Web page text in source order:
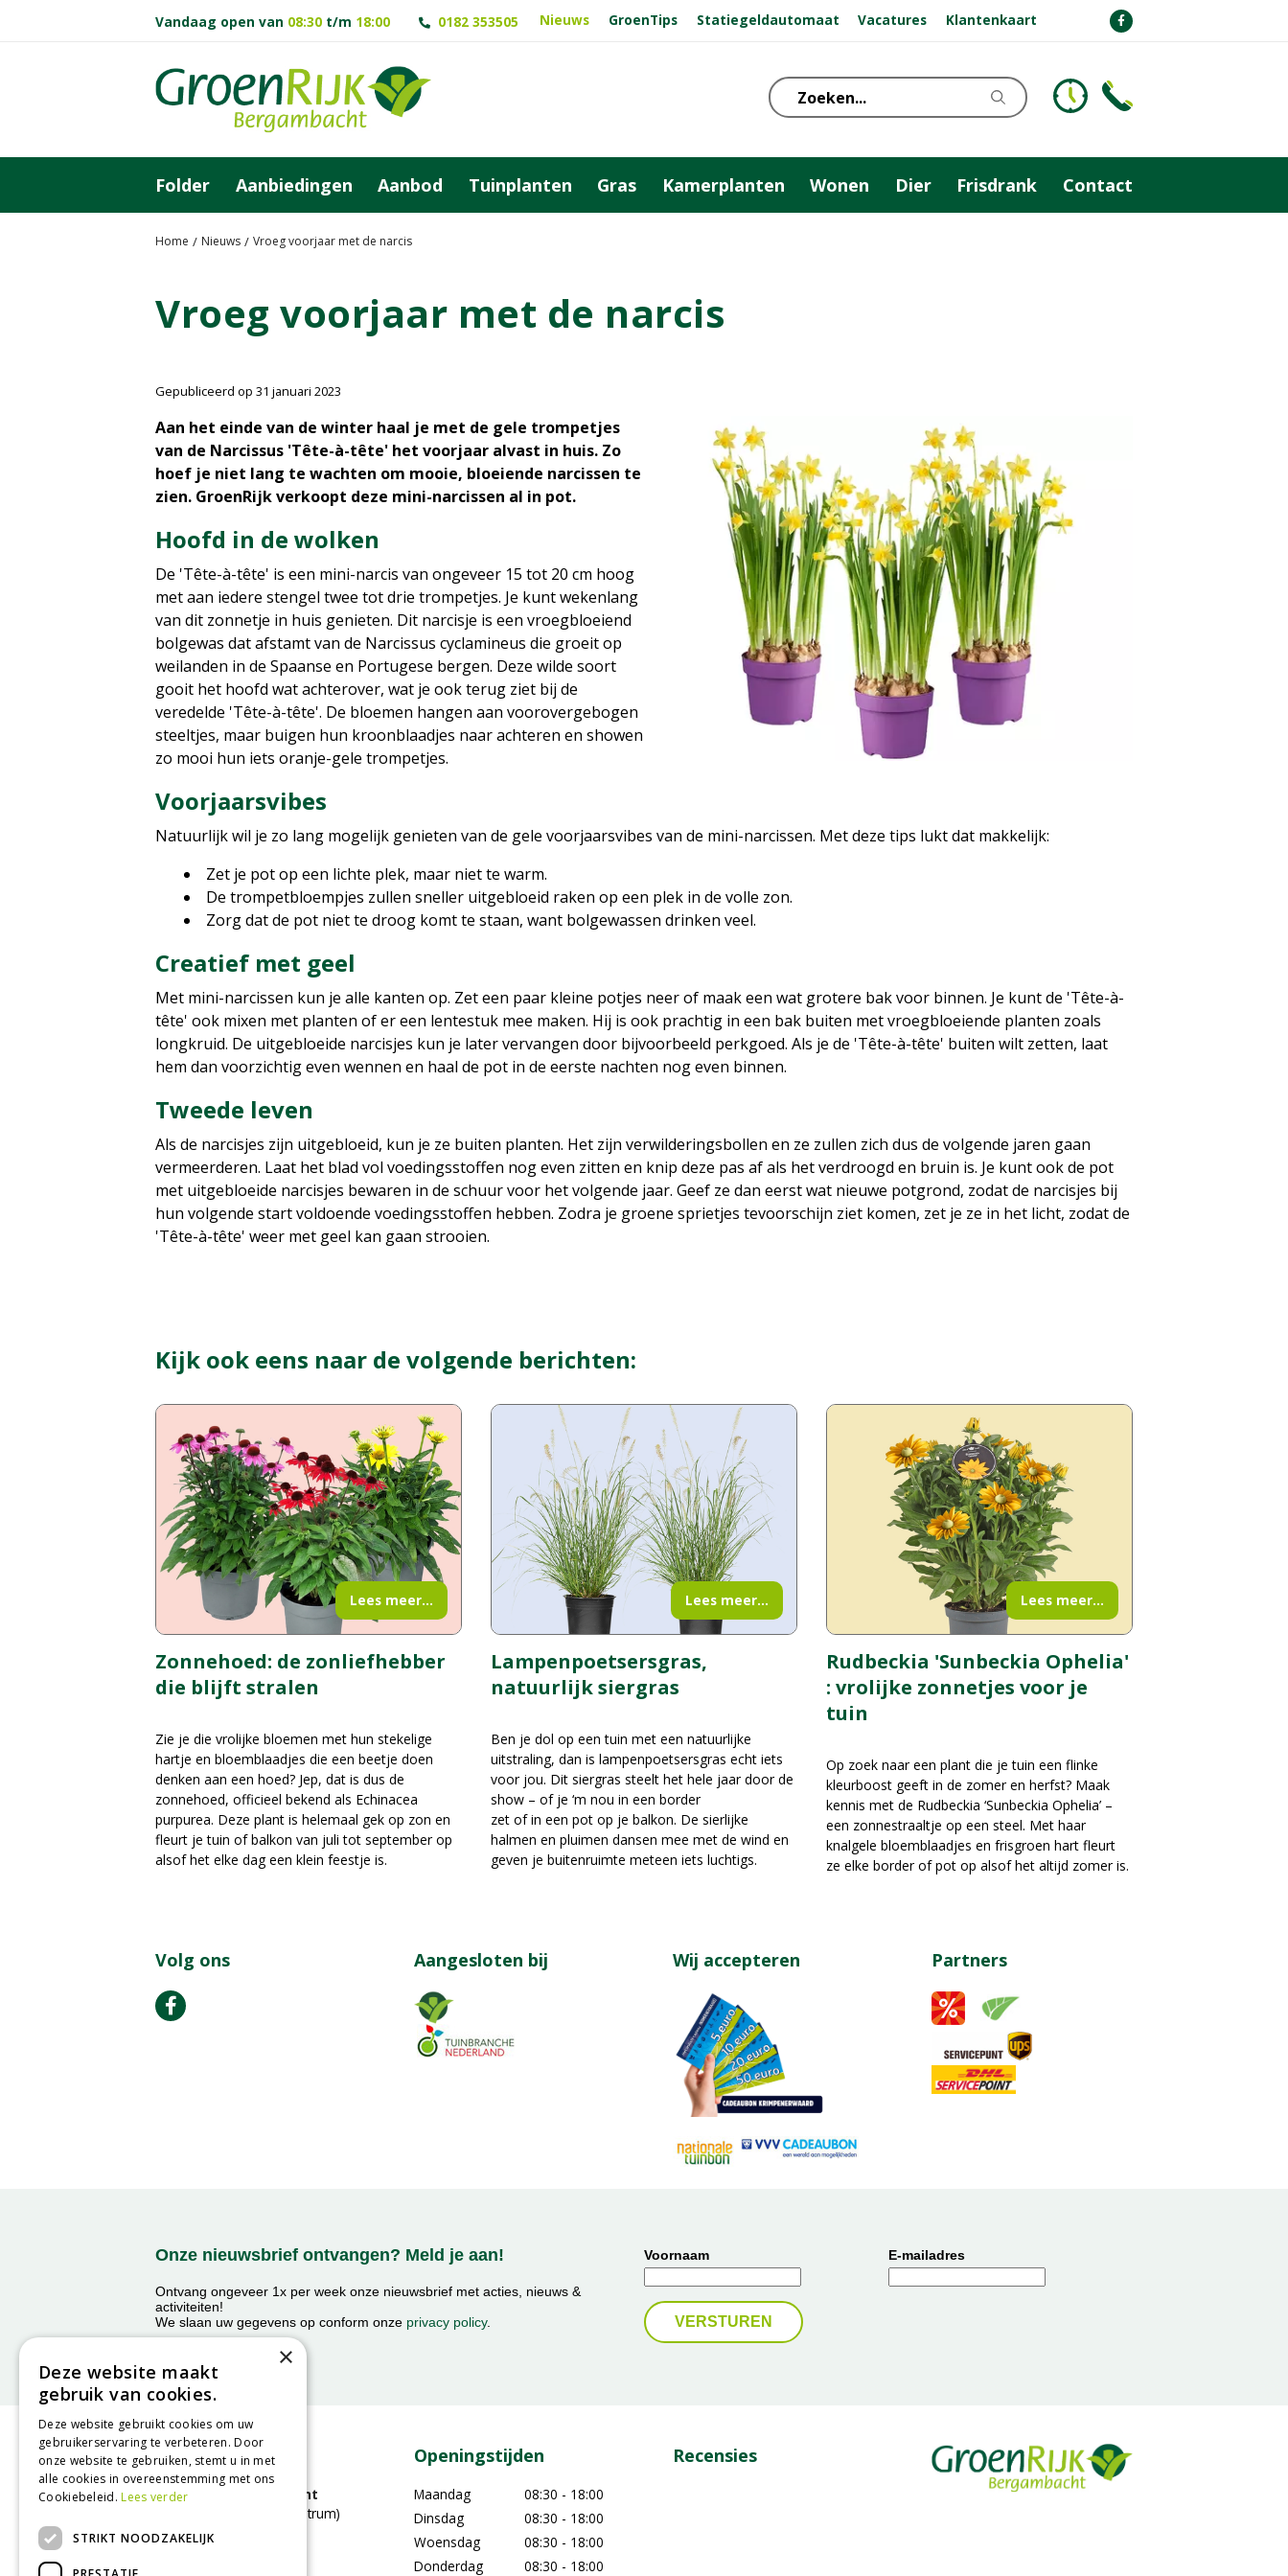
t
Home Nieuws Vroeg voorjaar met de narcis
Vandaag open van 08:30 t/m 18:00 0182 353505 Nieuws GroenTips Statiegeldautomaat Vacatures Klantenkaart
Folder Aanbiedingen Aanbod Tuinplanten Gras Kamerplanten Wonen Dier Frisdrank Contact
Vroeg voorjaar met de narcis
Gepubliceerd op 31 januari 2023
Aan het einde van de winter haal je met de gele trompetjes
van de Narcissus 'Tête-à-tête' het voorjaar alvast in huis. Zo
hoef je niet lang te wachten om mooie, bloeiende narcissen te
zien. GroenRijk verkoopt deze mini-narcissen al in pot.
Hoofd in de wolken
De 'Tête-à-tête' is een mini-narcis van ongeveer 15 tot 20 cm hoog
met aan iedere stengel twee tot drie trompetjes. Je kunt wekenlang
van dit zonnetje in huis genieten. Dit narcisje is een vroegbloeiend
bolgewas dat afstamt van de Narcissus cyclamineus die groeit op
weilanden in de Spaanse en Portugese bergen. Deze wilde soort
gooit het hoofd wat achterover, wat je ook terug ziet bij de
veredelde 'Tête-à-tête'. De bloemen hangen aan voorovergebogen
steeltjes, maar buigen hun kroonblaadjes naar achteren en showen
zo mooi hun iets oranje-gele trompetjes.
Voorjaarsvibes
Natuurlijk wil je zo lang mogelijk genieten van de gele voorjaarsvibes van de mini-narcissen. Met deze tips lukt dat makkelijk:
Zet je pot op een lichte plek, maar niet te warm.
De trompetbloempjes zullen sneller uitgebloeid raken op een plek in de volle zon.
Zorg dat de pot niet te droog komt te staan, want bolgewassen drinken veel.
Creatief met geel
Met mini-narcissen kun je alle kanten op. Zet een paar kleine potjes neer of maak een wat grotere bak voor binnen. Je kunt de 'Tête-à-
tête' ook mixen met planten of er een lentestuk mee maken. Hij is ook prachtig in een bak buiten met vroegbloeiende planten zoals
longkruid. De uitgebloeide narcisjes kun je later vervangen door bijvoorbeeld perkgoed. Als je de 'Tête-à-tête' buiten wilt zetten, laat
hem dan voorzichtig even wennen en haal de pot in de eerste nachten nog even binnen.
Tweede leven
Als de narcisjes zijn uitgebloeid, kun je ze buiten planten. Het zijn verwilderingsbollen en ze zullen zich dus de volgende jaren gaan
vermeerderen. Laat het blad vol voedingsstoffen nog even zitten en knip deze pas af als het verdroogd en bruin is. Je kunt ook de pot
met uitgebloeide narcisjes bewaren in de schuur voor het volgende jaar. Geef ze dan eerst wat nieuwe potgrond, zodat de narcisjes bij
hun volgende start voldoende voedingsstoffen hebben. Zodra je groene sprietjes tevoorschijn ziet komen, zet je ze in het licht, zodat de
'Tête-à-tête' weer met geel kan gaan strooien.
Kijk ook eens naar de volgende berichten:
Zonnehoed: de zonliefhebber
die blijft stralen
Zie je die vrolijke bloemen met hun stekelige
hartje en bloemblaadjes die een beetje doen
denken aan een hoed? Jep, dat is dus de
zonnehoed, officieel bekend als Echinacea
purpurea. Deze plant is helemaal gek op zon en
fleurt je tuin of balkon van juli tot september op
alsof het elke dag een klein feestje is.
Lees meer...
Lampenpoetsersgras,
natuurlijk siergras
Ben je dol op een tuin met een natuurlijke
uitstraling, dan is lampenpoetsersgras echt iets
voor jou. Dit siergras steelt het hele jaar door de
show – of je ‘m nou in een border
zet of in een pot op je balkon. De sierlijke
halmen en pluimen dansen mee met de wind en
geven je buitenruimte meteen iets luchtigs.
Lees meer...
Rudbeckia 'Sunbeckia Ophelia'
: vrolijke zonnetjes voor je
tuin
Op zoek naar een plant die je tuin een flinke
kleurboost geeft in de zomer en herfst? Maak
kennis met de Rudbeckia ‘Sunbeckia Ophelia’ –
een zonnestraaltje op een steel. Met haar
knalgele bloemblaadjes en frisgroen hart fleurt
ze elke border of pot op alsof het altijd zomer is.
Lees meer...
Volg ons Aangesloten bij Wij accepteren Partners
Onze nieuwsbrief ontvangen? Meld je aan!
Ontvang ongeveer 1x per week onze nieuwsbrief met acties, nieuws &
activiteiten!
We slaan uw gegevens op conform onze privacy policy.
Voornaam E-mailadres
Contact
GroenRijk Bergambacht
(voorheen Stouts tuincentrum)
Benedenberg 21A
Openingstijden
Maandag
08:30 - 18:00
Dinsdag
08:30 - 18:00
Woensdag
08:30 - 18:00
Donderdag
08:30 - 18:00
Recensies
×
Deze website maakt
gebruik van cookies.
Deze website gebruikt cookies om uw
gebruikerservaring te verbeteren. Door
onze website te gebruiken, stemt u in met
alle cookies in overeenstemming met ons
Cookiebeleid.Lees verder
STRIKT NOODZAKELIJK